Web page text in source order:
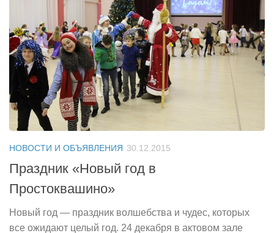
НОВОСТИ И ОБЪЯВЛЕНИЯ 30.12.2015
Праздник «Новый год в
Простоквашино»
Новый год — праздник волшебства и чудес, которых
все ожидают целый год. 24 декабря в актовом зале